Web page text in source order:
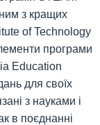
з кращих
of Technology
програми
Education
для своїх
з науками і
в поєднанні